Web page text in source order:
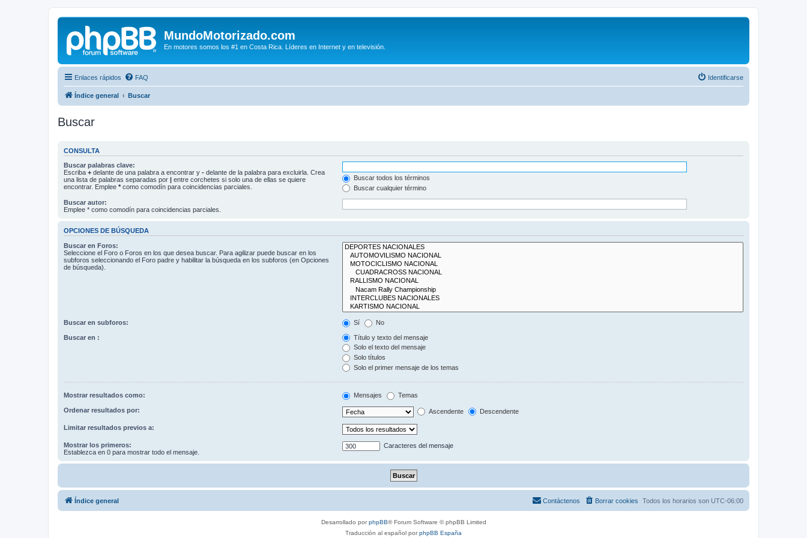
MundoMotorizado.com
En motores somos los #1 en Costa Rica. Líderes en Internet y en televisión.
Enlaces rápidos FAQ Identificarse
Índice general Buscar
Buscar
CONSULTA
Buscar palabras clave:
Escriba + delante de una palabra a encontrar y - delante de la palabra para excluirla. Crea
una lista de palabras separadas por | entre corchetes si solo una de ellas se quiere
encontrar. Emplee * como comodín para coincidencias parciales.
Buscar todos los términos
Buscar cualquier término
Buscar autor:
Emplee * como comodín para coincidencias parciales.
OPCIONES DE BÚSQUEDA
Buscar en Foros:
Seleccione el Foro o Foros en los que desea buscar. Para agilizar puede buscar en los
subforos seleccionando el Foro padre y habilitar la búsqueda en los subforos (en Opciones
de búsqueda).
Buscar en subforos: Sí No
Buscar en :
Título y texto del mensaje
Solo el texto del mensaje
Solo títulos
Solo el primer mensaje de los temas
Mostrar resultados como: Mensajes Temas
Ordenar resultados por: Ascendente Descendente
Limitar resultados previos a:
Mostrar los primeros:
Establezca en 0 para mostrar todo el mensaje.
Caracteres del mensaje
Índice general Todos los horarios son UTC-06:00
Borrar cookies
Contáctenos
Desarrollado porphpBB® Forum Software © phpBB Limited
Traducción al español porphpBB España